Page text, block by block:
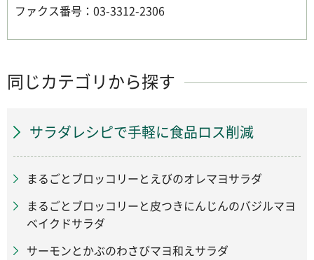
ファクス番号：03-3312-2306
同じカテゴリから探す
サラダレシピで手軽に食品ロス削減
まるごとブロッコリーとえびのオレマヨサラダ
まるごとブロッコリーと皮つきにんじんのバジルマヨ
ベイクドサラダ
サーモンとかぶのわさびマヨ和えサラダ